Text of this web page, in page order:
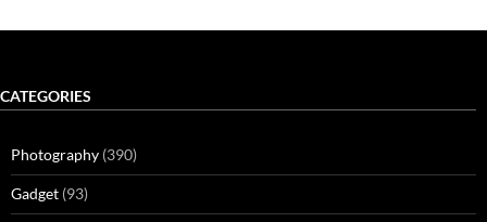
CATEGORIES
Photography (390)
Gadget (93)